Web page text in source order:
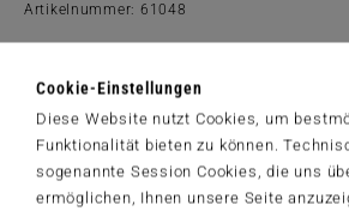
Cookie-Einstellungen
Diese Website nutzt Cookies, um
Funktionalität bieten zu können.
sogenannte Session Cookies, die uns
ermöglichen, Ihnen unsere Seite
Artikelnummer: 61048
Der Schmidt-Spiele-
Jetzt anmelden und 5€
Bleiben Sie auf dem Laufenden zu Neuheiten,
Themen rund um Schmidt®Spiele – und sichern